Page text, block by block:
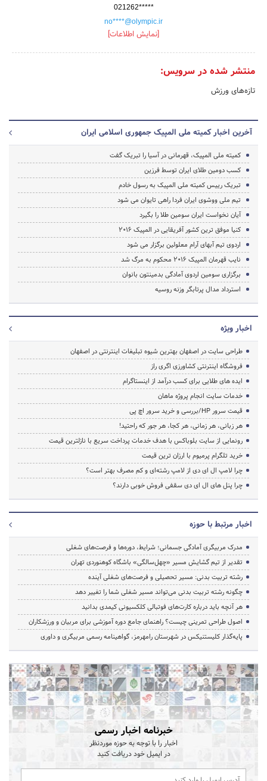
021262*****
no****@olympic.ir
[نمایش اطلاعات]
منتشر شده در سرویس:
تازه‌های ورزش
آخرین اخبار کمیته ملی المپیک جمهوری اسلامی ایران
کمیته ملی المپیک، قهرمانی در آسیا را تبریک گفت
کسب دومین طلای ایران توسط فرزین
تبریک رییس کمیته ملی المپیک به رسول خادم
تیم ملی ووشوی ایران فردا راهی تایوان می شود
آیان نخواست ایران سومین طلا را بگیرد
کنیا موفق ترین کشور آفریقایی در المپیک 2016
اردوی تیم آبهای آرام معلولین برگزار می شود
نایب قهرمان المپیک 2016 محکوم به مرگ شد
برگزاری سومین اردوی آمادگی بدمینتون بانوان
استرداد مدال پرتابگر وزنه روسیه
اخبار ویژه
طراحی سایت در اصفهان بهترین شیوه تبلیغات اینترنتی در اصفهان
فروشگاه اینترنتی کشاورزی اگری راز
ایده های طلایی برای کسب درآمد از اینستاگرام
خدمات سایت انجام پروژه ماهان
قیمت سرور HP/بررسی و خرید سرور اچ پی
هر زبانی، هر زمانی، هر کجا، هر جور که راحتید!
رونمایی از سایت بلوباکس با هدف خدمات پرداخت سریع با نازلترین قیمت
خرید تلگرام پرمیوم با ارزان ترین قیمت
چرا لامپ ال ای دی از لامپ رشته‌ای و کم مصرف بهتر است؟
چرا پنل های ال ای دی سقفی فروش خوبی دارند؟
اخبار مرتبط با حوزه
مدرک مربیگری آمادگی جسمانی؛ شرایط، دوره‌ها و فرصت‌های شغلی
تقدیر از تیم گشایش مسیر «چهل‌سالگی» باشگاه کوهنوردی تهران
رشته تربیت بدنی: مسیر تحصیلی و فرصت‌های شغلی آینده
چگونه رشته تربیت بدنی می‌تواند مسیر شغلی شما را تغییر دهد
هر آنچه باید درباره کارت‌های فوتبالی کلکسیونی کیمدی بدانید
اصول طراحی تمرینی چیست؟ راهنمای جامع دوره آموزشی برای مربیان و ورزشکاران
پایه‌گذار کلیستنیکس در شهرستان رامهرمز، گواهینامه رسمی مربیگری و داوری
خبرنامه اخبار رسمی
اخبار را با توجه به حوزه موردنظر
در ایمیل خود دریافت کنید